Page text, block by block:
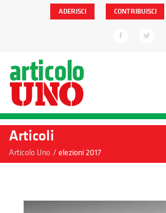
ADERISCI CONTRIBUISCI
Articoli
Articolo Uno / elezioni 2017